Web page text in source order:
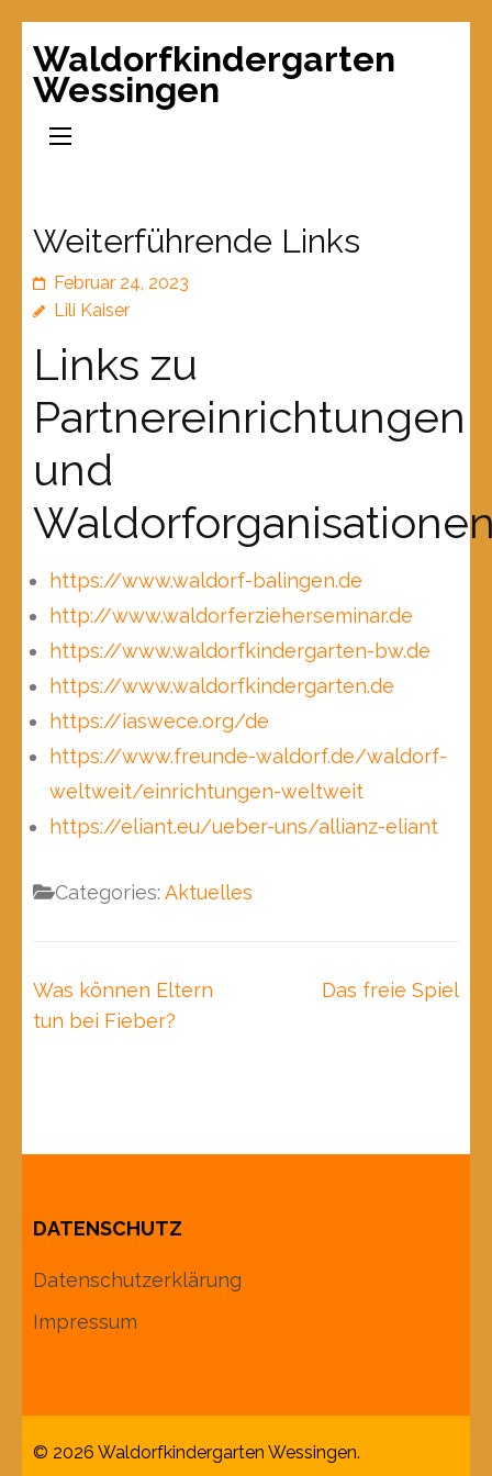
Waldorfkindergarten
Wessingen
Weiterführende Links
Februar 24, 2023
Lili Kaiser
Links zu
Partnereinrichtungen
und
https://www.waldorf-balingen.de
http://www.waldorferzieherseminar.de
https://www.waldorfkindergarten-bw.de
https://www.waldorfkindergarten.de
https://iaswece.org/de
https://www.freunde-waldorf.de/waldorf-
weltweit/einrichtungen-weltweit
https://eliant.eu/ueber-uns/allianz-eliant
Categories:Aktuelles
Beitragsnavigation
Was können Eltern
tun bei Fieber?
Das freie Spiel
DATENSCHUTZ
Datenschutzerklärung
Impressum
© 2026 Waldorfkindergarten Wessingen.